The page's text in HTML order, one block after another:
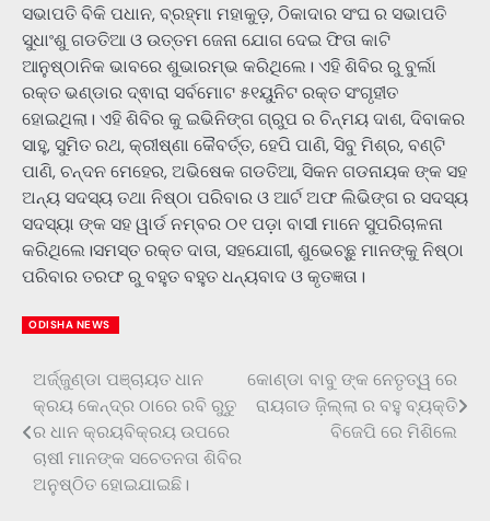
ସଭାପତି ବିକି ପଧାନ, ବ୍ରହ୍ମା ମହାକୁଡ଼, ଠିକାଦାର ସଂଘ ର ସଭାପତି
ସୁଧାଂଶୁ ଗଡତିଆ ଓ ଉତ୍ତମ ଜେନା ଯୋଗ ଦେଇ ଫିତା କାଟି
ଆନୁଷ୍ଠାନିକ ଭାବରେ ଶୁଭାରମ୍ଭ କରିଥିଲେ। ଏହି ଶିବିର ରୁ ବୁର୍ଲା
ରକ୍ତ ଭଣ୍ଡାର ଦ୍ଵାରା ସର୍ବମୋଟ ୫୧ୟୁନିଟ ରକ୍ତ ସଂଗୃହୀତ
ହୋଇଥିଲା। ଏହି ଶିବିର କୁ ଇଭିନିଙ୍ଗ ଗ୍ରୁପ ର ଚିନ୍ମୟ ଦାଶ, ଦିବାକର
ସାହୁ, ସୁମିତ ରଥ, କ୍ରୀଷ୍ଣା କୈବର୍ତ୍ତ, ହେପି ପାଣି, ସିବୁ ମିଶ୍ର, ବଣ୍ଟି
ପାଣି, ଚନ୍ଦନ ମେହେର, ଅଭିଷେକ ଗଡତିଆ, ସିକନ ଗଡନାୟକ ଙ୍କ ସହ
ଅନ୍ୟ ସଦସ୍ୟ ତଥା ନିଷ୍ଠା ପରିବାର ଓ ଆର୍ଟ ଅଫ ଲିଭିଙ୍ଗ ର ସଦସ୍ୟ
ସଦସ୍ୟା ଙ୍କ ସହ ୱାର୍ଡ ନମ୍ବର ୦୧ ପଡ଼ା ବାସୀ ମାନେ ସୁପରିଚାଳନା
କରିଥିଲେ।ସମସ୍ତ ରକ୍ତ ଦାତା, ସହଯୋଗୀ, ଶୁଭେଚ୍ଛୁ ମାନଙ୍କୁ ନିଷ୍ଠା
ପରିବାର ତରଫ ରୁ ବହୁତ ବହୁତ ଧନ୍ୟବାଦ ଓ କୃତଜ୍ଞତା।
ODISHA NEWS
Post
navigation
ଅର୍ଜ୍ଜୁଣ୍ଡା ପଞ୍ଚାୟତ ଧାନ
କ୍ରୟ କେନ୍ଦ୍ର ଠାରେ ରବି ରୁତୁ
ର ଧାନ କ୍ରୟବିକ୍ରୟ ଉପରେ
ଚାଷୀ ମାନଙ୍କ ସଚେତନତା ଶିବିର
ଅନୁଷ୍ଠିତ ହୋଇଯାଇଛି।
କୋଣ୍ଡା ବାବୁ ଙ୍କ ନେତୃତ୍ୱ ରେ
ରାୟଗଡ ଜ଼ିଲ୍ଲା ର ବହୁ ବ୍ୟକ୍ତି
ବିଜେପି ରେ ମିଶିଲେ